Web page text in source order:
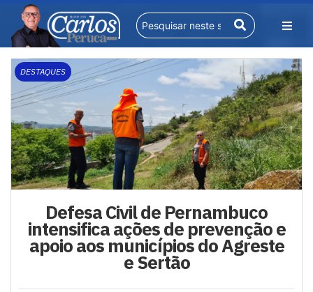
DESTAQUES
Defesa Civil de Pernambuco
intensifica ações de prevenção e
apoio aos municípios do Agreste
e Sertão